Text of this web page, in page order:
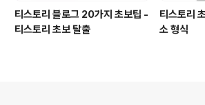
티스토리 블로그 20가지 초보팁 -
티스토리 초보 탈출
티스토리
소 형식